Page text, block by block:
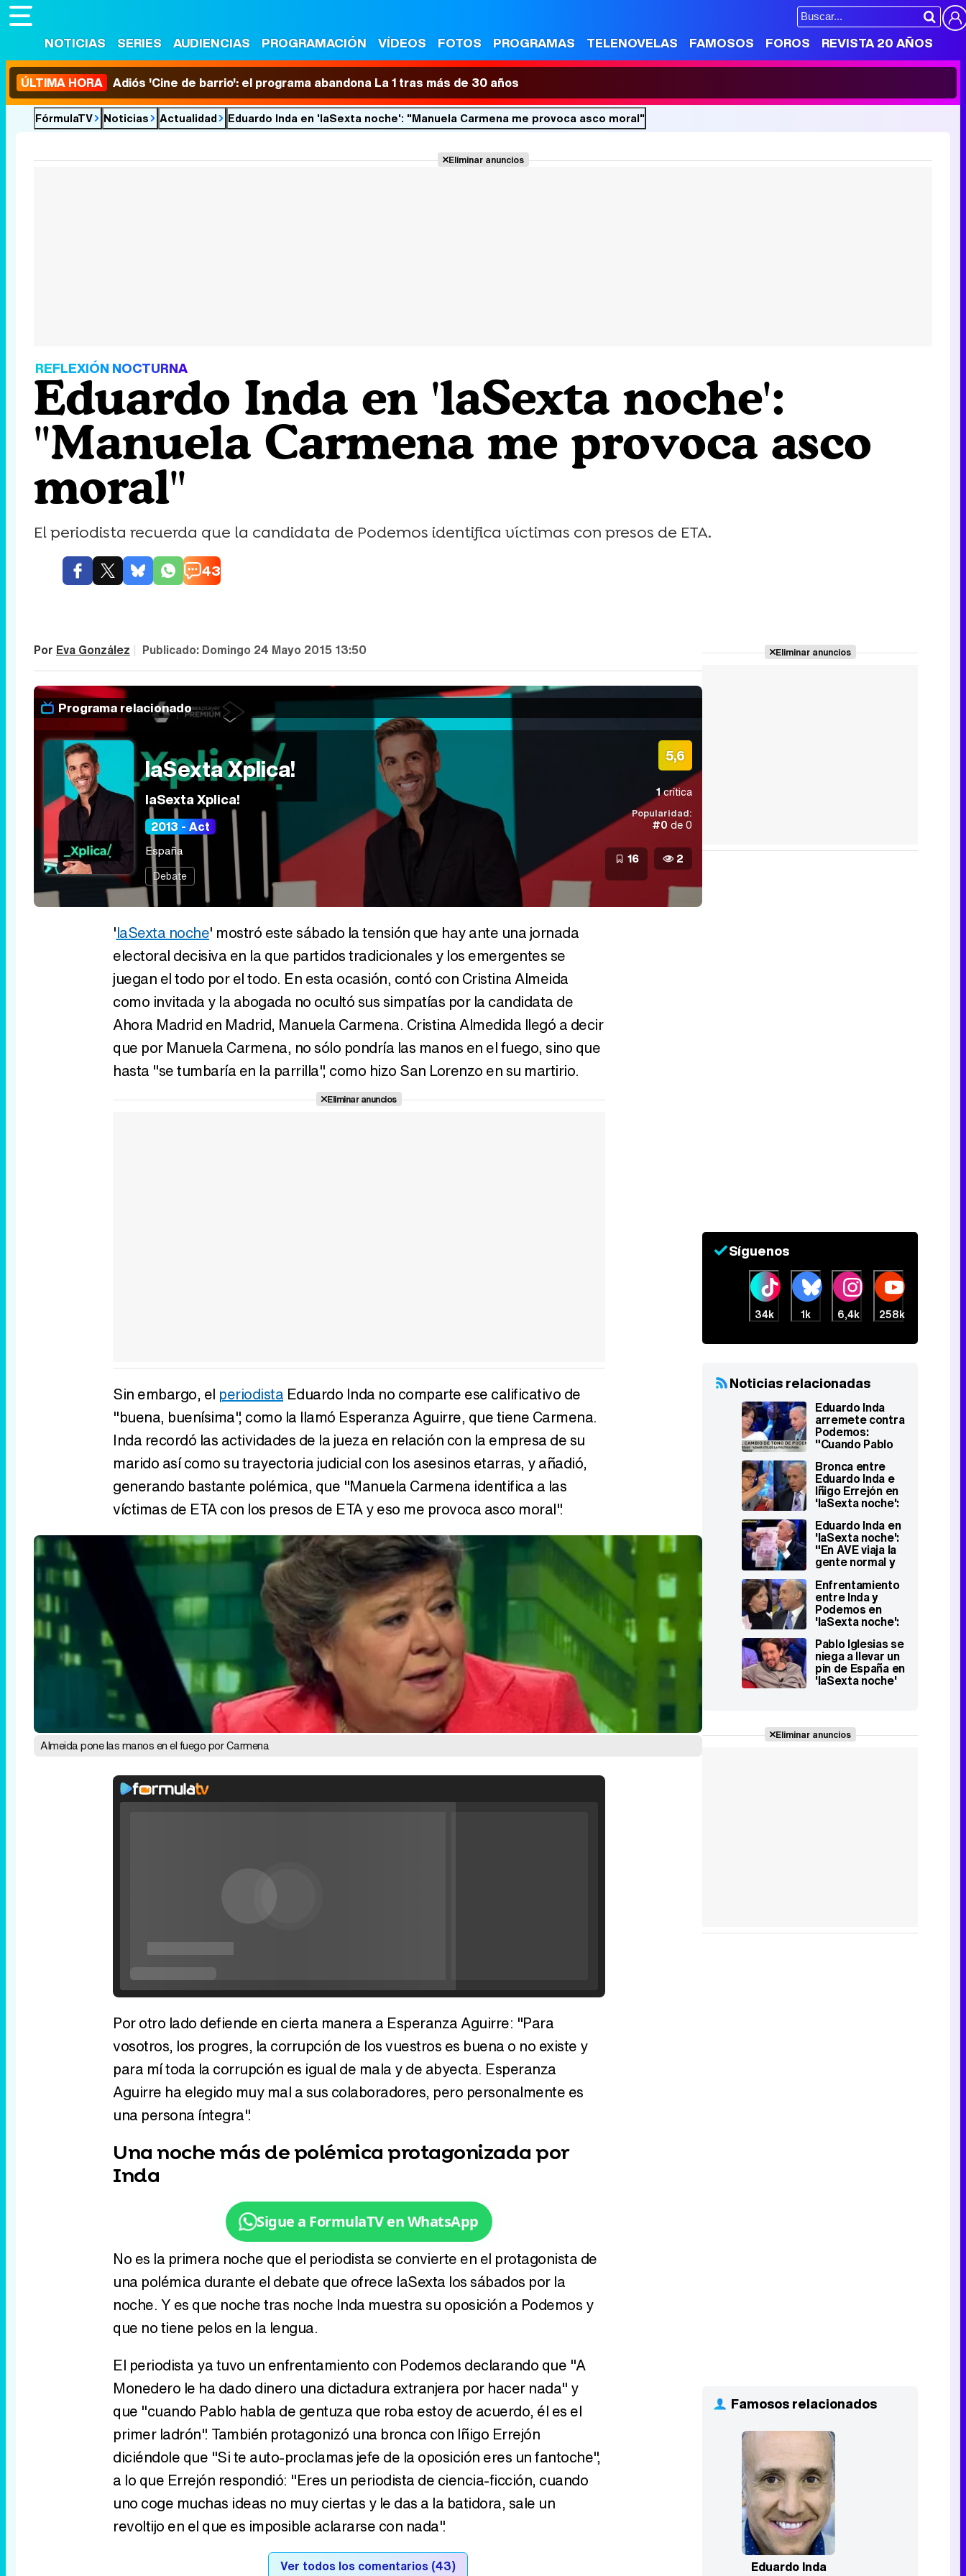
NOTICIAS SERIES AUDIENCIAS PROGRAMACIÓN VÍDEOS FOTOS PROGRAMAS TELENOVELAS FAMOSOS FOROS REVISTA 20 AÑOS
ÚLTIMA HORA Adiós 'Cine de barrio': el programa abandona La 1 tras más de 30 años
FórmulaTV Noticias Actualidad Eduardo Inda en 'laSexta noche': "Manuela Carmena me provoca asco moral"
Eliminar anuncios
REFLEXIÓN NOCTURNA
Eduardo Inda en 'laSexta noche':
"Manuela Carmena me provoca asco
moral"
El periodista recuerda que la candidata de Podemos identifica víctimas con presos de ETA.
43
Por Eva González | Publicado: Domingo 24 Mayo 2015 13:50
Programa relacionado
laSexta Xplica!
laSexta Xplica!
2013 - Act
España
Debate
5,6
1crítica
Popularidad:
#0 de 0
16 2
'laSexta noche' mostró este sábado la tensión que hay ante una jornada
electoral decisiva en la que partidos tradicionales y los emergentes se
juegan el todo por el todo. En esta ocasión, contó con Cristina Almeida
como invitada y la abogada no ocultó sus simpatías por la candidata de
Ahora Madrid en Madrid, Manuela Carmena. Cristina Almedida llegó a decir
que por Manuela Carmena, no sólo pondría las manos en el fuego, sino que
hasta "se tumbaría en la parrilla", como hizo San Lorenzo en su martirio.
Eliminar anuncios
Sin embargo, el periodista Eduardo Inda no comparte ese calificativo de
"buena, buenísima", como la llamó Esperanza Aguirre, que tiene Carmena.
Inda recordó las actividades de la jueza en relación con la empresa de su
marido así como su trayectoria judicial con los asesinos etarras, y añadió,
generando bastante polémica, que "Manuela Carmena identifica a las
víctimas de ETA con los presos de ETA y eso me provoca asco moral".
Almeida pone las manos en el fuego por Carmena
Tráiler de '33 días', la nueva serie de Atresplayer con Julián Villagrán y José Manuel Poga
Por otro lado defiende en cierta manera a Esperanza Aguirre: "Para
vosotros, los progres, la corrupción de los vuestros es buena o no existe y
para mí toda la corrupción es igual de mala y de abyecta. Esperanza
Aguirre ha elegido muy mal a sus colaboradores, pero personalmente es
una persona íntegra".
Una noche más de polémica protagonizada por
Inda
Sigue a FormulaTV en WhatsApp
No es la primera noche que el periodista se convierte en el protagonista de
una polémica durante el debate que ofrece laSexta los sábados por la
noche. Y es que noche tras noche Inda muestra su oposición a Podemos y
que no tiene pelos en la lengua.
El periodista ya tuvo un enfrentamiento con Podemos declarando que "A
Monedero le ha dado dinero una dictadura extranjera por hacer nada" y
que "cuando Pablo habla de gentuza que roba estoy de acuerdo, él es el
primer ladrón". También protagonizó una bronca con Iñigo Errejón
diciéndole que "Si te auto-proclamas jefe de la oposición eres un fantoche",
a lo que Errejón respondió: "Eres un periodista de ciencia-ficción, cuando
uno coge muchas ideas no muy ciertas y le das a la batidora, sale un
revoltijo en el que es imposible aclararse con nada".
Ver todos los comentarios (43)
Eliminar anuncios
Síguenos
34k 1k 6,4k 258k
Noticias relacionadas
Eduardo Inda
arremete contra
Podemos:
"Cuando Pablo
que roba estoy
de acuerdo, él es
el primer ladrón"
Bronca entre
Eduardo Inda e
Iñigo Errejón en
'laSexta noche':
proclamas jefe
de la oposición
eres un
fantoche"
Eduardo Inda en
'laSexta noche':
"En AVE viaja la
gente normal y
en business
Pablo Iglesias"
Enfrentamiento
entre Inda y
Podemos en
'laSexta noche':
ha dado dinero
una dictadura
extranjera por
hacer nada"
Pablo Iglesias se
niega a llevar un
pin de España en
'laSexta noche'
a Tania Sánchez
Eliminar anuncios
Famosos relacionados
Eduardo Inda